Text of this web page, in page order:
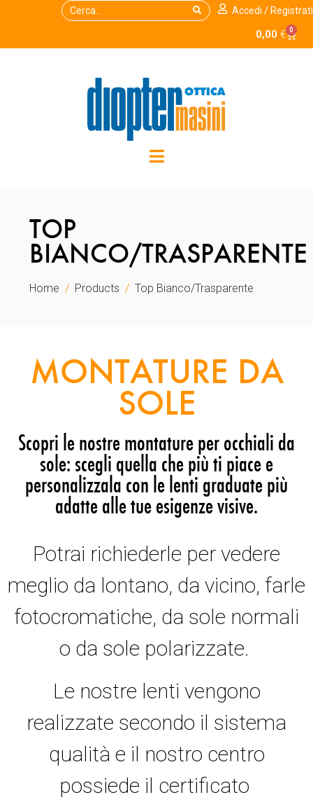
Accedi / Registrati
0,00 € 0
TOP
BIANCO/TRASPARENTE
Home Products Top Bianco/Trasparente
MONTATURE DA
SOLE
Scopri le nostre montature per occhiali da
sole: scegli quella che più ti piace e
personalizzala con le lenti graduate più
adatte alle tue esigenze visive.
Potrai richiederle per vedere
meglio da lontano, da vicino, farle
fotocromatiche, da sole normali
o da sole polarizzate.
Le nostre lenti vengono
realizzate secondo il sistema
qualità e il nostro centro
possiede il certificato